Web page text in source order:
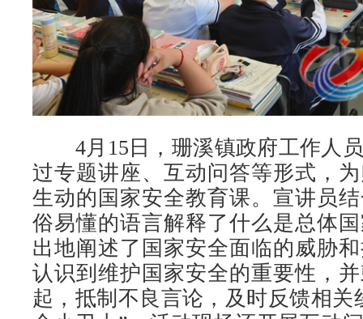
4月15日，珊溪镇政府工作人员
过专题讲座、互动问答等形式，
生动的国家安全教育课。宣讲员
俗易懂的语言解释了什么是总体
出地阐述了国家安全面临的威胁
认识到维护国家安全的重要性，
起，抵制不良言论，及时反馈相关